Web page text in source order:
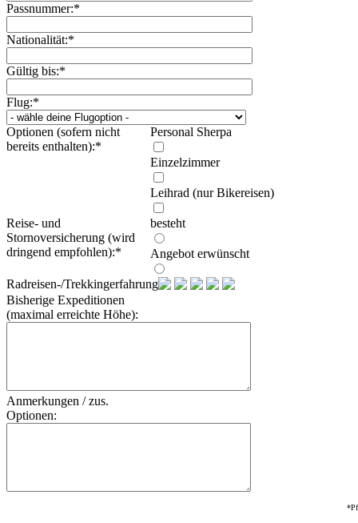
Passnummer:*
Nationalität:*
Gültig bis:*
Flug:*
Optionen (sofern nicht
bereits enthalten):*
Personal Sherpa
Einzelzimmer
Leihrad (nur Bikereisen)
Reise- und
Stornoversicherung (wird
dringend empfohlen):*
besteht
Angebot erwünscht
Radreisen-/Trekkingerfahrung:
Bisherige Expeditionen
(maximal erreichte Höhe):
Anmerkungen / zus.
Optionen: